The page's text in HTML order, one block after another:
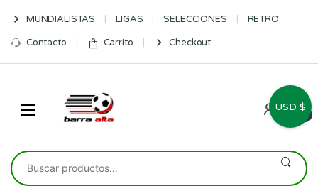
navigation
content
MUNDIALISTAS LIGAS SELECCIONES RETRO
Contacto Carrito Checkout
0
Buscar
por:
USD $